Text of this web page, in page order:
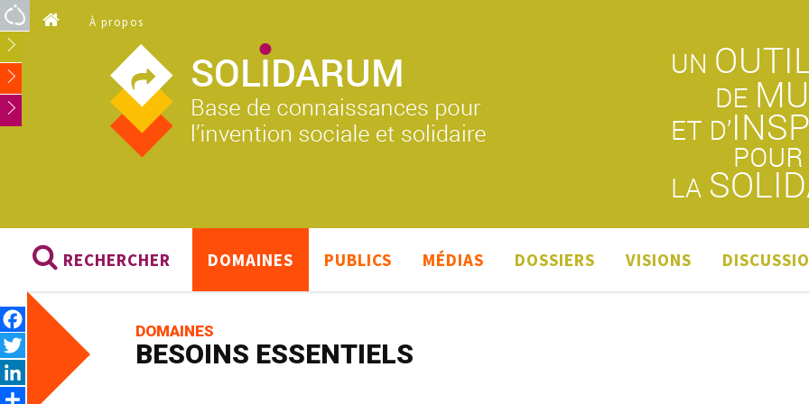
Aller au contenu principal
À propos
RECHERCHER DOMAINES PUBLICS MÉDIAS DOSSIERS VISIONS
Facebook
LinkedIn
Share
DOMAINES
BESOINS ESSENTIELS